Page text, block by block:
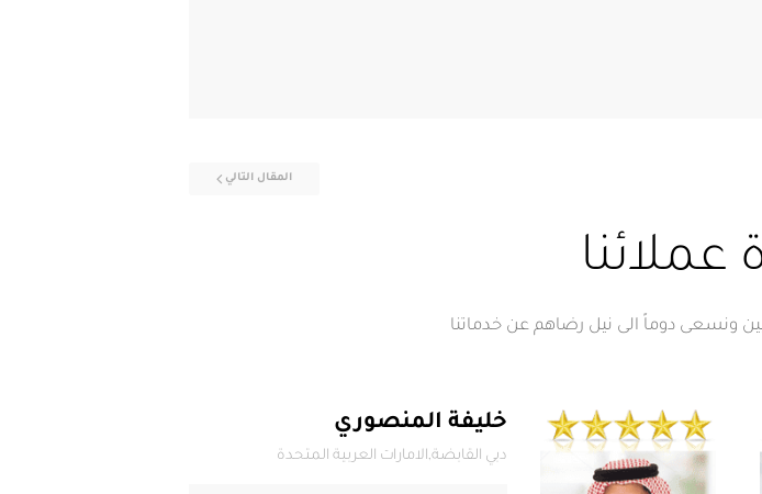
المقال التالي
ونسعى دوماً الى نيل رضاهم عن خدماتنا
خليفة المنصوري
دبي القابضة,الامارات العربية المتحدة